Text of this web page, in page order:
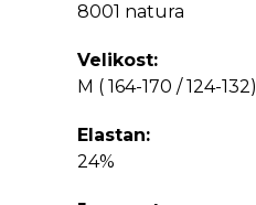
8001 natura
Velikost
M ( 164-170 / 124-132)
Elastan
24%